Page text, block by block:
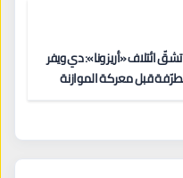
ضريبة الثروة في بلجيكا تشقّ ائتلاف «أريزونا»: دي ويفر
قبل معركة الموازنة